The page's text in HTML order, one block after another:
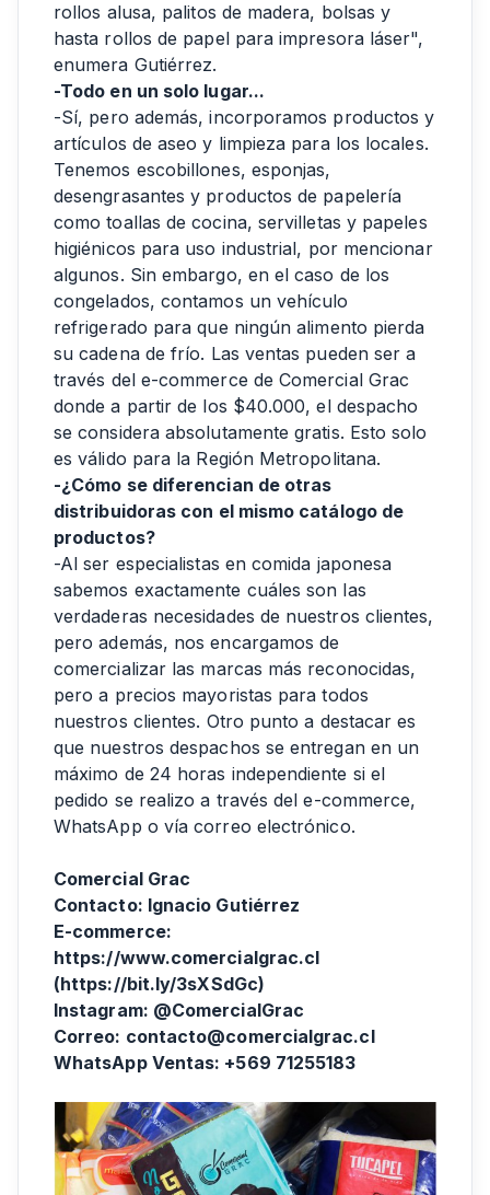
rollos alusa, palitos de madera, bolsas y
hasta rollos de papel para impresora láser",
enumera Gutiérrez.
-Todo en un solo lugar...
-Sí, pero además, incorporamos productos y
artículos de aseo y limpieza para los locales.
Tenemos escobillones, esponjas,
desengrasantes y productos de papelería
como toallas de cocina, servilletas y papeles
higiénicos para uso industrial, por mencionar
algunos. Sin embargo, en el caso de los
congelados, contamos un vehículo
refrigerado para que ningún alimento pierda
su cadena de frío. Las ventas pueden ser a
través del e-commerce de Comercial Grac
donde a partir de los $40.000, el despacho
se considera absolutamente gratis. Esto solo
es válido para la Región Metropolitana.
-¿Cómo se diferencian de otras
distribuidoras con el mismo catálogo de
productos?
-Al ser especialistas en comida japonesa
sabemos exactamente cuáles son las
verdaderas necesidades de nuestros clientes,
pero además, nos encargamos de
comercializar las marcas más reconocidas,
pero a precios mayoristas para todos
nuestros clientes. Otro punto a destacar es
que nuestros despachos se entregan en un
máximo de 24 horas independiente si el
pedido se realizo a través del e-commerce,
WhatsApp o vía correo electrónico.
Comercial Grac
Contacto: Ignacio Gutiérrez
E-commerce:
https://www.comercialgrac.cl
(https://bit.ly/3sXSdGc)
Instagram: @ComercialGrac
Correo: contacto@comercialgrac.cl
WhatsApp Ventas: +569 71255183